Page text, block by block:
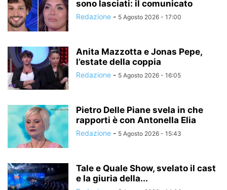
sono lasciati: il comunicato
Redazione - 5 Agosto 2026 - 17:00
Anita Mazzotta e Jonas Pepe,
l’estate della coppia
Redazione - 5 Agosto 2026 - 16:05
Pietro Delle Piane svela in che
rapporti è con Antonella Elia
Redazione - 5 Agosto 2026 - 15:43
Tale e Quale Show, svelato il cast
e la giuria della...